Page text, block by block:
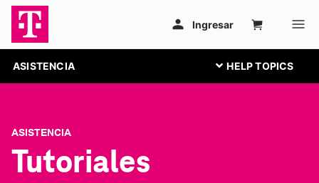
ASISTENCIA
ASISTENCIA
Tutoriales